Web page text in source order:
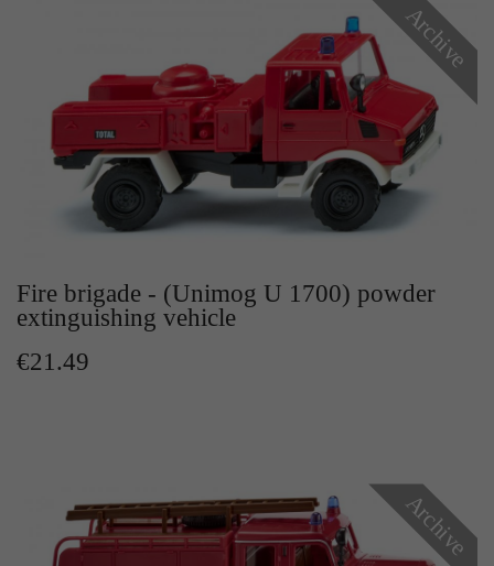
Archive
Fire brigade - (Unimog U 1700) powder
extinguishing vehicle
€21.49
Archive